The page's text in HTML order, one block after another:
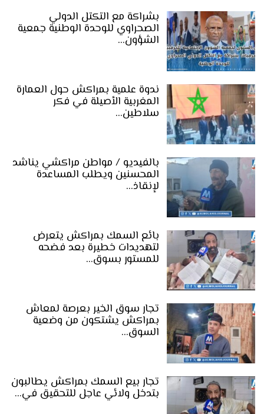
بشراكة مع التكتل الدولي
الصحراوي للوحدة الوطنية جمعية
الشؤون…
ندوة علمية بمراكش حول العمارة
المغربية الأصيلة في فكر
سلاطين…
بالفيديو / مواطن مراكشي يناشد
المحسنين ويطلب المساعدة
لإنقاذ…
بائع السمك بمراكش يتعرض
لتهديدات خطيرة بعد فضحه
للمستور بسوق…
تجار سوق الخير بعرصة لمعاش
بمراكش يشتكون من وضعية
السوق…
تجار بيع السمك بمراكش يطالبون
بتدخل ولائي عاجل للتحقيق في…